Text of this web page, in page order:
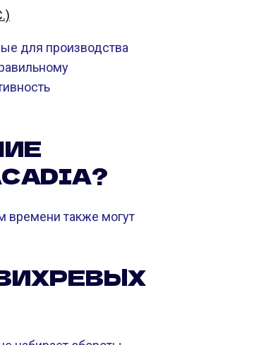
для производства
времени также могут